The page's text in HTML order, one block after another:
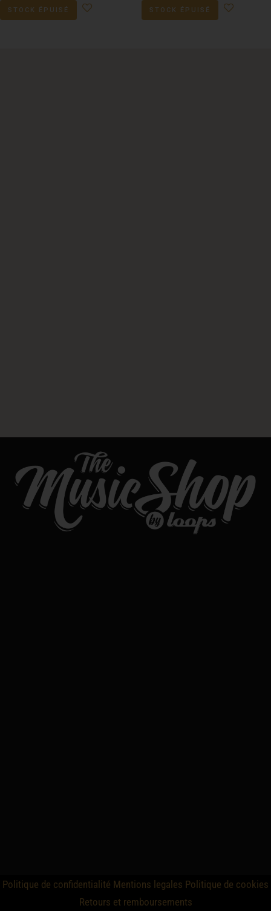
STOCK ÉPUISÉ STOCK ÉPUISÉ
Politique de confidentialité Mentions legales Politique de cookies
Retours et remboursements